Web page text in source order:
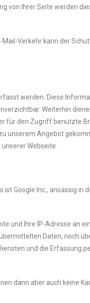
von Ihrer Seite werden
Verkehr kann der
werden. Diese
Weiterhin
für den Zugriff benutzte
unserem Angebot
Webseite.
Google Inc., ansässig in
und Ihre IP-Adresse an
Daten, noch
und die Erfassung
dann aber auch keine